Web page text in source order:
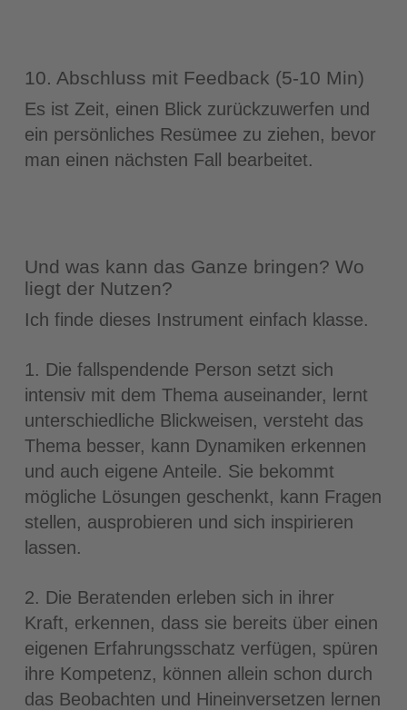
10. Abschluss mit Feedback (5-10 Min)
Es ist Zeit, einen Blick zurückzuwerfen und
ein persönliches Resümee zu ziehen, bevor
man einen nächsten Fall bearbeitet.
Und was kann das Ganze bringen? Wo
liegt der Nutzen?
Ich finde dieses Instrument einfach klasse.
1. Die fallspendende Person setzt sich
intensiv mit dem Thema auseinander, lernt
unterschiedliche Blickweisen, versteht das
Thema besser, kann Dynamiken erkennen
und auch eigene Anteile. Sie bekommt
mögliche Lösungen geschenkt, kann Fragen
stellen, ausprobieren und sich inspirieren
lassen.
2. Die Beratenden erleben sich in ihrer
Kraft, erkennen, dass sie bereits über einen
eigenen Erfahrungsschatz verfügen, spüren
ihre Kompetenz, können allein schon durch
das Beobachten und Hineinversetzen lernen